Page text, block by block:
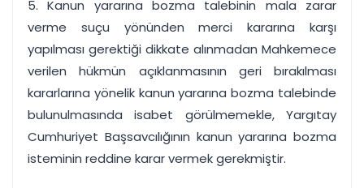
5. Kanun yararına bozma talebinin mala zarar
verme suçu yönünden merci kararına karşı
yapılması gerektiği dikkate alınmadan Mahkemece
verilen hükmün açıklanmasının geri bırakılması
kararlarına yönelik kanun yararına bozma talebinde
bulunulmasında isabet görülmemekle, Yargıtay
Cumhuriyet Başsavcılığının kanun yararına bozma
isteminin reddine karar vermek gerekmiştir.